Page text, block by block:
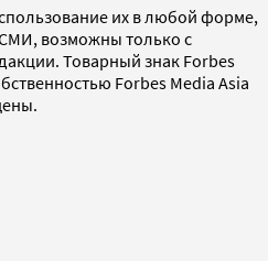
их в любой форме,
возможны только с
Товарный знак Forbes
Forbes Media Asia